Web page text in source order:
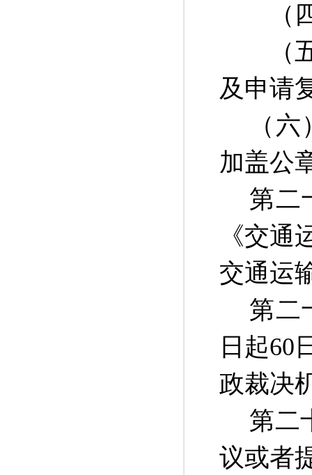
（四
（五
及申请
（
加盖公
第二
《交
交通运
第二
日起60
政裁决
第二
议或者